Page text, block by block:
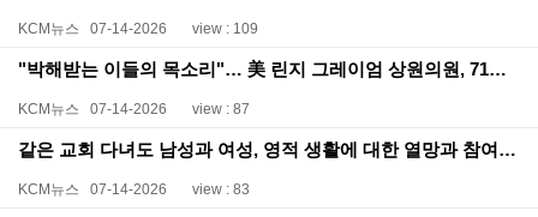
KCM뉴스 07-14-2026 view : 109
"박해받는 이들의 목소리"… 美 린지 그레이엄 상원의원, 71세로 별세
KCM뉴스 07-14-2026 view : 87
같은 교회 다녀도 남성과 여성, 영적 생활에 대한 열망과 참여 달라
KCM뉴스 07-14-2026 view : 83